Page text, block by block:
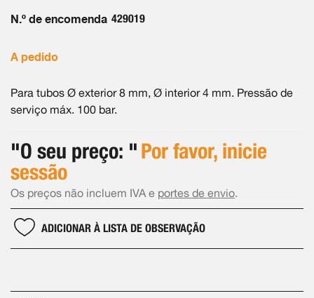
de
N.º de encomenda 429019
A pedido
Para tubos Ø exterior 8 mm, Ø interior 4 mm. Pressão de
serviço máx. 100 bar.
"O seu preço: "Por favor, inicie
sessão
Os preços não incluem IVA e portes de envio.
ADICIONAR À LISTA DE OBSERVAÇÃO